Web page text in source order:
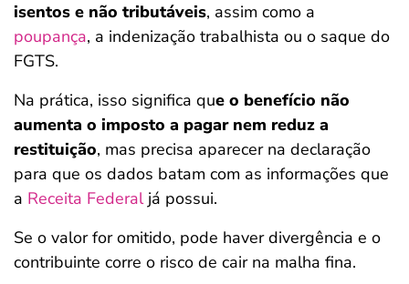
isentos e não tributáveis, assim como a
poupança, a indenização trabalhista ou o saque do
FGTS.
Na prática, isso significa que o benefício não
aumenta o imposto a pagar nem reduz a
restituição, mas precisa aparecer na declaração
para que os dados batam com as informações que
a Receita Federaljá possui.
Se o valor for omitido, pode haver divergência e o
contribuinte corre o risco de cair na malha fina.